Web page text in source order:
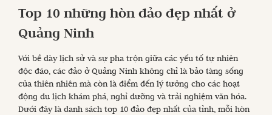
Top 10 những hòn đảo đẹp nhất ở
Quảng Ninh
Với bề dày lịch sử và sự pha trộn giữa các yếu tố tự nhiên
độc đáo, các đảo ở Quảng Ninh không chỉ là bảo tàng sống
của thiên nhiên mà còn là điểm đến lý tưởng cho các hoạt
động du lịch khám phá, nghỉ dưỡng và trải nghiệm văn hóa.
Dưới đây là danh sách top 10 đảo đẹp nhất của tỉnh, mỗi hòn